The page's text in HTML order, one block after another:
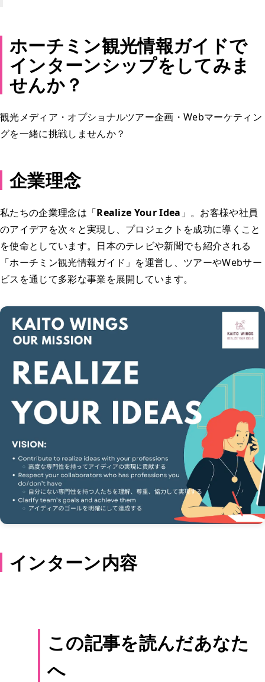
ホーチミン観光情報ガイドで
インターンシップをしてみま
せんか？
観光メディア・オプショナルツアー企画・Webマーケティン
グを一緒に挑戦しませんか？
企業理念
私たちの企業理念は「Realize Your Idea 」。お客様や社員
のアイデアを次々と実現し、プロジェクトを成功に導くこと
を使命としています。日本のテレビや新聞でも紹介される
「ホーチミン観光情報ガイド」を運営し、ツアーやWebサー
ビスを通じて多彩な事業を展開しています。
インターン内容
この記事を読んだあなた
へ